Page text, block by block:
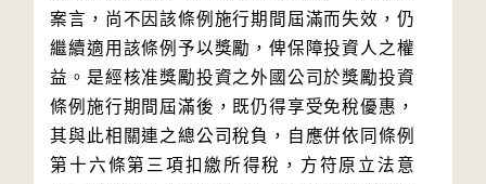
案言，尚不因該條例施行期間屆滿而失效，仍
繼續適用該條例予以獎勵，俾保障投資人之權
益。是經核准獎勵投資之外國公司於獎勵投資
條例施行期間屆滿後，既仍得享受免稅優惠，
其與此相關連之總公司稅負，自應併依同條例
第十六條第三項扣繳所得稅，方符原立法意